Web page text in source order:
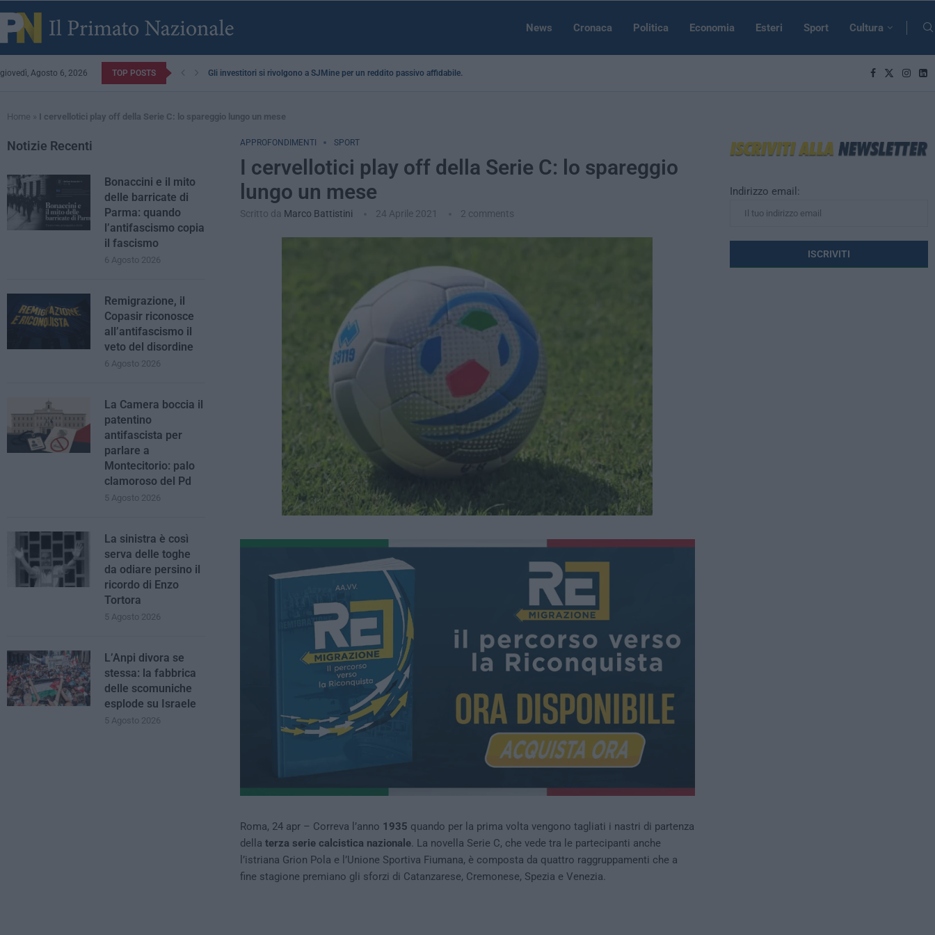
News Cronaca Politica Economia Esteri Sport Cultura
giovedì, Agosto 6, 2026 TOP POSTS Gli investitori si rivolgono a SJMine per un reddito passivo affidabile...
Home » I cervellotici play off della Serie C: lo spareggio lungo un mese
APPROFONDIMENTI SPORT
I cervellotici play off della Serie C: lo spareggio
lungo un mese
Scritto da Marco Battistini 24 Aprile 2021 2 comments
Roma, 24 apr – Correva l’anno 1935 quando per la prima volta vengono tagliati i nastri di partenza
della terza serie calcistica nazionale. La novella Serie C, che vede tra le partecipanti anche
l’istriana Grion Pola e l’Unione Sportiva Fiumana, è composta da quattro raggruppamenti che a
fine stagione premiano gli sforzi di Catanzarese, Cremonese, Spezia e Venezia.
Indirizzo email:
Notizie Recenti
Bonaccini e il mito
delle barricate di
Parma: quando
l’antifascismo copia
il fascismo
6 Agosto 2026
Remigrazione, il
Copasir riconosce
all’antifascismo il
veto del disordine
6 Agosto 2026
La Camera boccia il
patentino
antifascista per
parlare a
Montecitorio: palo
clamoroso del Pd
5 Agosto 2026
La sinistra è così
serva delle toghe
da odiare persino il
ricordo di Enzo
Tortora
5 Agosto 2026
L’Anpi divora se
stessa: la fabbrica
delle scomuniche
esplode su Israele
5 Agosto 2026